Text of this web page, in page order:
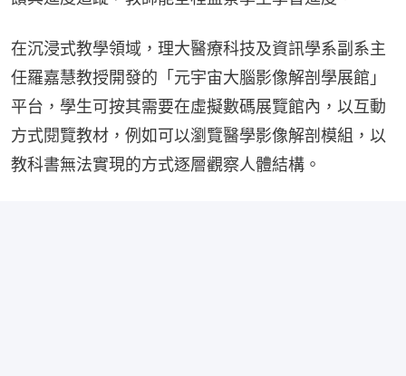
在沉浸式教學領域，理大醫療科技及資訊學系副系主
任羅嘉慧教授開發的「元宇宙大腦影像解剖學展館」
平台，學生可按其需要在虛擬數碼展覽館內，以互動
方式閱覽教材，例如可以瀏覽醫學影像解剖模組，以
教科書無法實現的方式逐層觀察人體結構。